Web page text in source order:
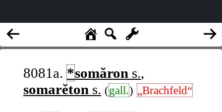
8081a. *somăron s.,
somarĕton s. (gall.) „Brachfeld“